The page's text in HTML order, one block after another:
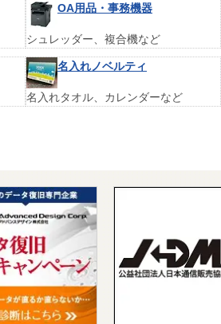
OA用品・事務機器
シュレッダー、複合機など
名入れノベルティ
名入れタオル、カレンダーなど